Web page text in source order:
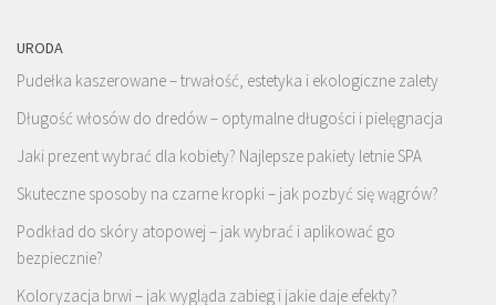
URODA
Pudełka kaszerowane – trwałość, estetyka i ekologiczne zalety
Długość włosów do dredów – optymalne długości i pielęgnacja
Jaki prezent wybrać dla kobiety? Najlepsze pakiety letnie SPA
Skuteczne sposoby na czarne kropki – jak pozbyć się wągrów?
Podkład do skóry atopowej – jak wybrać i aplikować go
bezpiecznie?
Koloryzacja brwi – jak wygląda zabieg i jakie daje efekty?